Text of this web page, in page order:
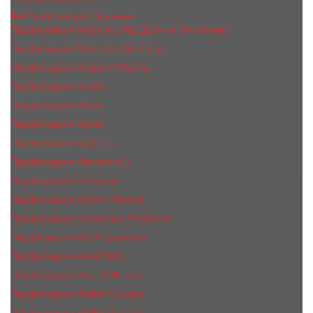
Парфюмерия Премиум
Парфюмерия Made In UAE (Духи из Эмиратов)
Парфюмерия Made In UAE A Plus
Парфюмерия Acqua Di Parma
Парфюмерия Adisha
Парфюмерия Afnan
Парфюмерия Ajmal
Парфюмерия Aj Arabia
Парфюмерия Alexandre J.
Парфюмерия Amouage
Парфюмерия Antonio Maretti
Парфюмерия Arabesque Perfumes
Парфюмерия Ard Al Zaafaran
Парфюмерия ArteOlfatto
Парфюмерия Attar Collection
Парфюмерия Atelier Cologne